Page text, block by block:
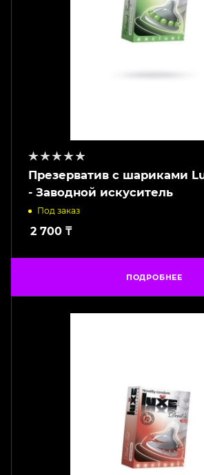
Презерватив с шариками
- Заводной искуситель
Под заказ
2 700 ₸
ПОДРОБНЕЕ